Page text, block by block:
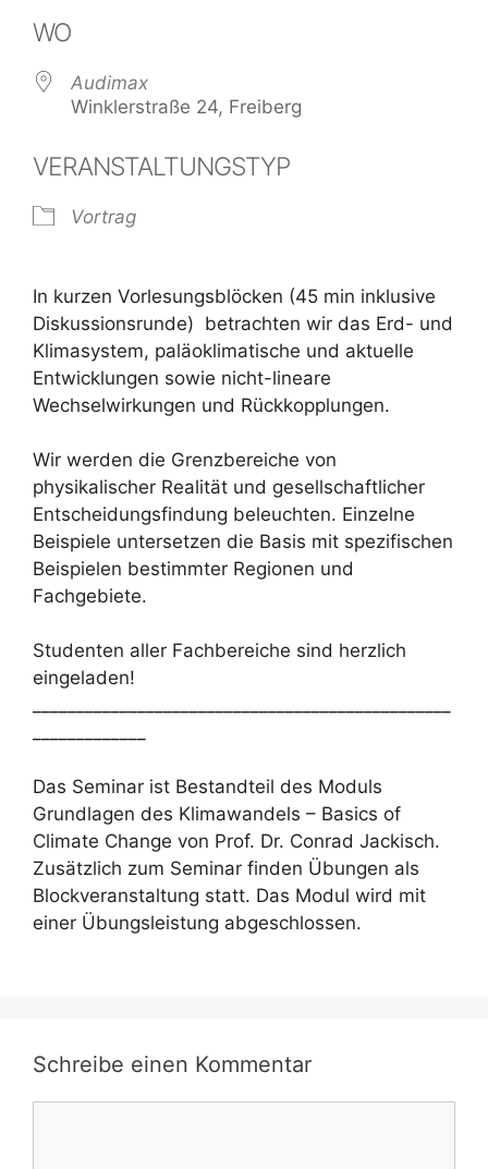
WO
Audimax
Winklerstraße 24, Freiberg
VERANSTALTUNGSTYP
Vortrag
In kurzen Vorlesungsblöcken (45 min inklusive
Diskussionsrunde) betrachten wir das Erd- und
Klimasystem, paläoklimatische und aktuelle
Entwicklungen sowie nicht-lineare
Wechselwirkungen und Rückkopplungen.
Wir werden die Grenzbereiche von
physikalischer Realität und gesellschaftlicher
Entscheidungsfindung beleuchten. Einzelne
Beispiele untersetzen die Basis mit spezifischen
Beispielen bestimmter Regionen und
Fachgebiete.
Studenten aller Fachbereiche sind herzlich
eingeladen!
Das Seminar ist Bestandteil des Moduls
Grundlagen des Klimawandels – Basics of
Climate Change von Prof. Dr. Conrad Jackisch.
Zusätzlich zum Seminar finden Übungen als
Blockveranstaltung statt. Das Modul wird mit
einer Übungsleistung abgeschlossen.
Schreibe einen Kommentar